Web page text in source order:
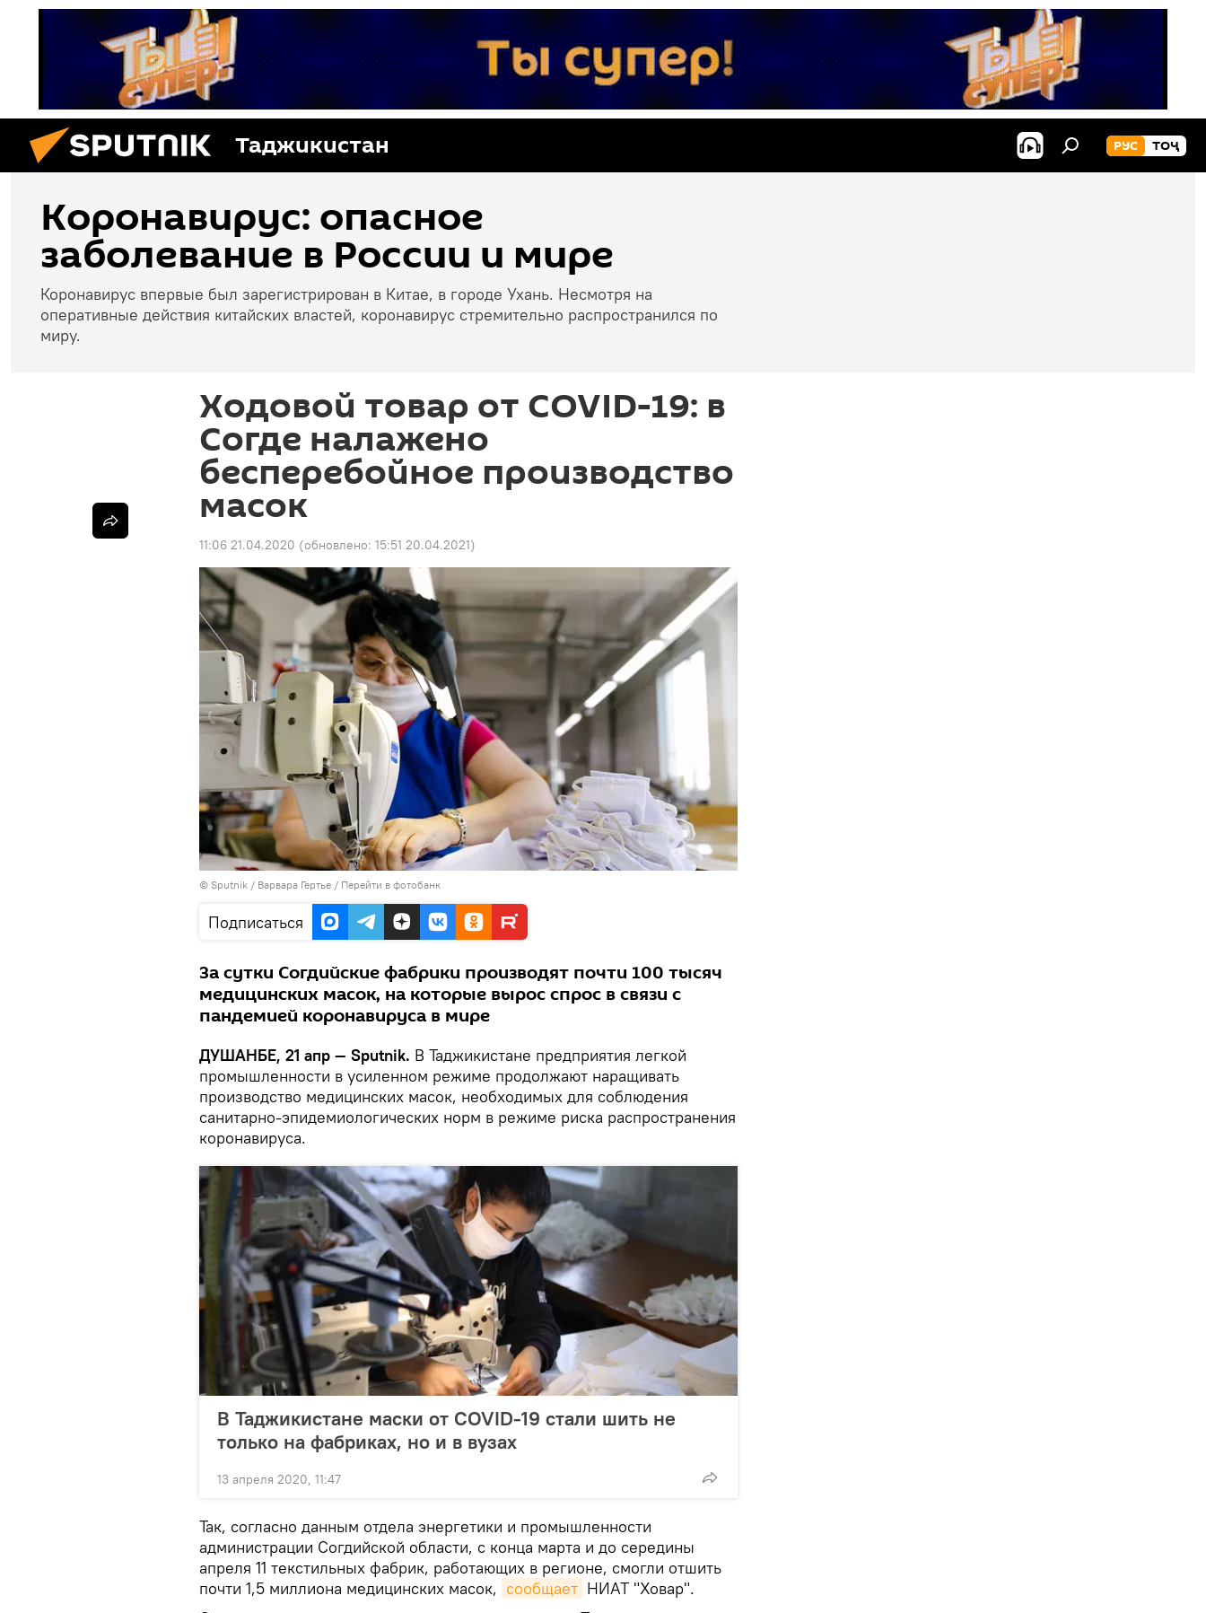
Таджикистан РУС ТОҶ
Коронавирус: опасное
заболевание в России и мире
Коронавирус впервые был зарегистрирован в Китае, в городе Ухань. Несмотря на
оперативные действия китайских властей, коронавирус стремительно распространился по
миру.
Ходовой товар от COVID-19: в
Согде налажено
бесперебойное производство
масок
11:06 21.04.2020 (обновлено: 15:51 20.04.2021)
© Sputnik / Варвара Гертье / Перейти в фотобанк
Подписаться
За сутки Согдийские фабрики производят почти 100 тысяч
медицинских масок, на которые вырос спрос в связи с
пандемией коронавируса в мире
ДУШАНБЕ, 21 апр — Sputnik. В Таджикистане предприятия легкой
промышленности в усиленном режиме продолжают наращивать
производство медицинских масок, необходимых для соблюдения
санитарно-эпидемиологических норм в режиме риска распространения
коронавируса.
В Таджикистане маски от COVID-19 стали шить не
только на фабриках, но и в вузах
13 апреля 2020, 11:47
Так, согласно данным отдела энергетики и промышленности
администрации Согдийской области, с конца марта и до середины
апреля 11 текстильных фабрик, работающих в регионе, смогли отшить
почти 1,5 миллиона медицинских масок, сообщает НИАТ "Ховар".